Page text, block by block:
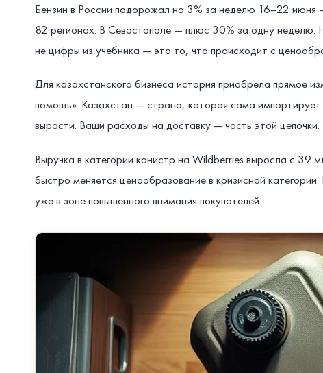
Бензин в России подорожал на 3% за неделю 16–22
82 регионах. В Севастополе — плюс 30% за одну
не цифры из учебника — это то, что происходит с
Для казахстанского бизнеса история приобрела прямое
помощь». Казахстан — страна, которая сама импортирует
вырасти. Ваши расходы на доставку — часть этой цепочки.
Выручка в категории канистр на Wildberries выросла с
быстро меняется ценообразование в кризисной
уже в зоне повышенного внимания покупателей.